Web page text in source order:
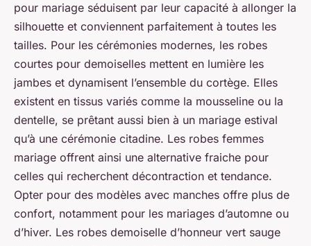
pour mariage séduisent par leur capacité à allonger la
silhouette et conviennent parfaitement à toutes les
tailles. Pour les cérémonies modernes, les robes
courtes pour demoiselles mettent en lumière les
jambes et dynamisent l’ensemble du cortège. Elles
existent en tissus variés comme la mousseline ou la
dentelle, se prêtant aussi bien à un mariage estival
qu’à une cérémonie citadine. Les robes femmes
mariage offrent ainsi une alternative fraiche pour
celles qui recherchent décontraction et tendance.
Opter pour des modèles avec manches offre plus de
confort, notamment pour les mariages d’automne ou
d’hiver. Les robes demoiselle d’honneur vert sauge